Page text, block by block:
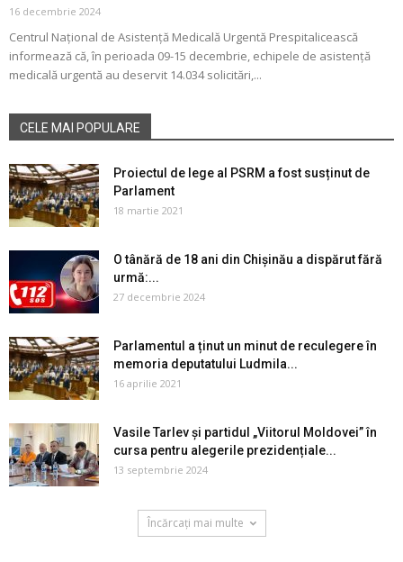
16 decembrie 2024
Centrul Național de Asistență Medicală Urgentă Prespitalicească
informează că, în perioada 09-15 decembrie, echipele de asistență
medicală urgentă au deservit 14.034 solicitări,...
CELE MAI POPULARE
Proiectul de lege al PSRM a fost susținut de
Parlament
18 martie 2021
O tânără de 18 ani din Chișinău a dispărut fără
urmă:...
27 decembrie 2024
Parlamentul a ținut un minut de reculegere în
memoria deputatului Ludmila...
16 aprilie 2021
Vasile Tarlev și partidul „Viitorul Moldovei” în
cursa pentru alegerile prezidențiale...
13 septembrie 2024
Încărcați mai multe